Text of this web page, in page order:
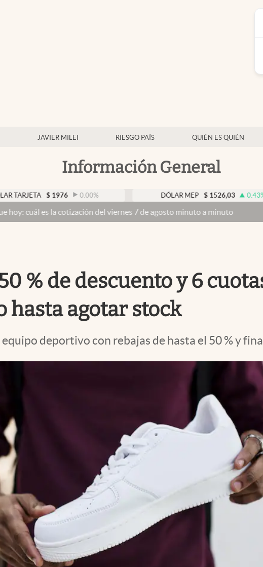
JAVIER MILEI RIESGO PAÍS QUIÉN ES QUIÉN
Información General
$ 1976 0.00% DÓLAR MEP $ 1526,03 0.43%
la cotización del viernes 7 de agosto minuto a minuto
% de descuento y 6
hasta agotar stock
deportivo con rebajas de hasta el 50 % y